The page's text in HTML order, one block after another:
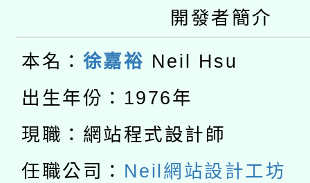
開 智慧啟航」
本校115學年度第2次
招甄選結果公告(無人
招)
適應運動共學行動站研
本館辦理115年度閱讀
暨閱讀推動專業研習
科技賦能─人工智慧
礎課程
A3數位素養講師名單
開發者簡介
本名： 徐嘉裕 Neil Hsu
出生年份：1976年
現職：網站程式設計師
任職公司： Neil網站設計工坊